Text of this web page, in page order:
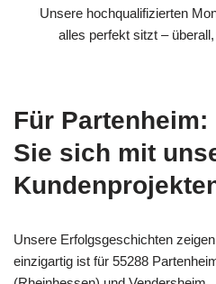
Unsere hochqualifizierten
alles perfekt sitzt –
Für
Sie sich mit
Unsere Erfolgsgeschichten
einzigartig ist für 55288